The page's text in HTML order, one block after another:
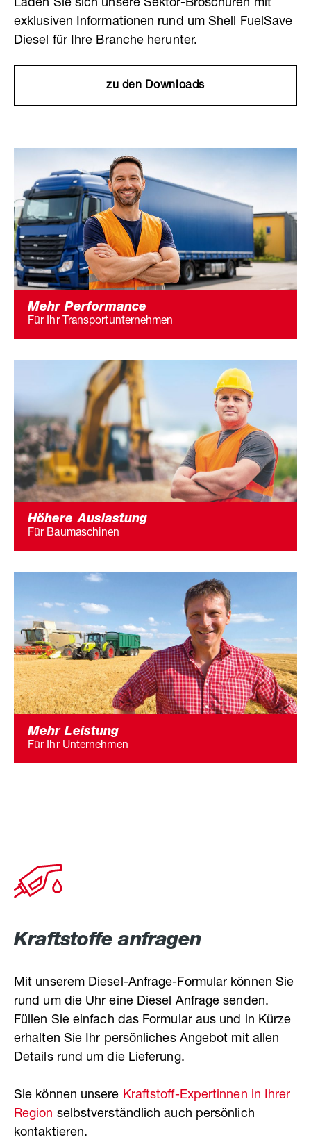
Laden Sie sich unsere Sektor-Broschüren mit
exklusiven Informationen rund um Shell FuelSave
Diesel für Ihre Branche herunter.
zu den Downloads
Mehr Performance
Für Ihr Transportunternehmen
Höhere Auslastung
Für Baumaschinen
Mehr Leistung
Für Ihr Unternehmen
Kraftstoffe anfragen
Mit unserem Diesel-Anfrage-Formular können Sie
rund um die Uhr eine Diesel Anfrage senden.
Füllen Sie einfach das Formular aus und in Kürze
erhalten Sie Ihr persönliches Angebot mit allen
Details rund um die Lieferung.
Sie können unsere Kraftstoff-Expertinnen in Ihrer
Region selbstverständlich auch persönlich
kontaktieren.